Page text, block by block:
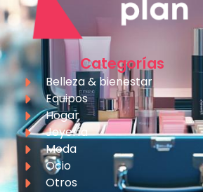
Categorías
Belleza & bienestar
Equipos
Hogar
Joyería
Moda
Ocio
Otros